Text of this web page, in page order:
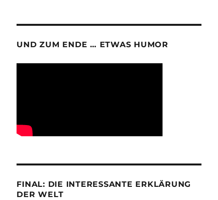
UND ZUM ENDE … ETWAS HUMOR
FINAL: DIE INTERESSANTE ERKLÄRUNG
DER WELT